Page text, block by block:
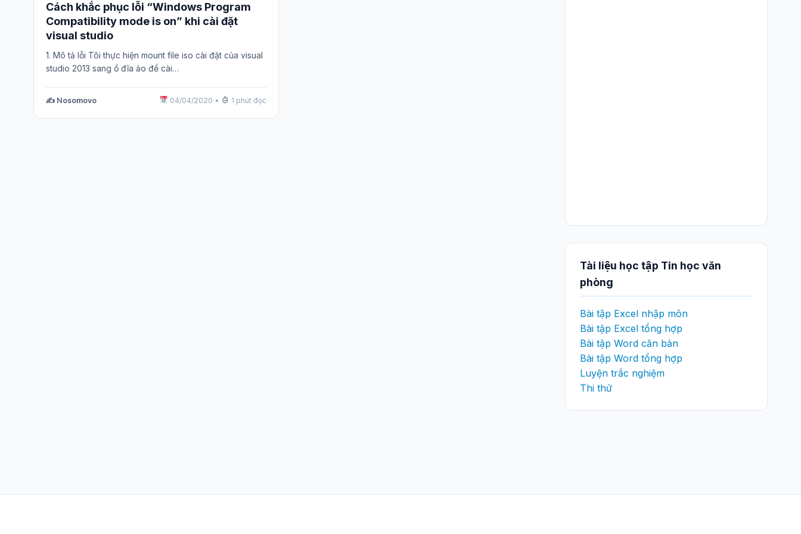
Cách khắc phục lỗi “Windows Program
Compatibility mode is on” khi cài đặt
visual studio
1. Mô tả lỗi Tôi thực hiện mount file iso cài đặt của visual
studio 2013 sang ổ đĩa ảo để cài…
✍️ Nosomovo 04/04/2020 • 1 phút đọc
Tài liệu học tập Tin học văn
phòng
Bài tập Excel nhập môn
Bài tập Excel tổng hợp
Bài tập Word căn bản
Bài tập Word tổng hợp
Luyện trắc nghiệm
Thi thử